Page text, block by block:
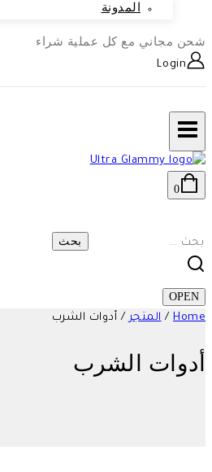
المدونة
شحن مجاني مع كل عملية شراء
Login
0
البحث
عن:
OPEN
Home
/ المتجر / أدوات الشرب
أدوات الشرب